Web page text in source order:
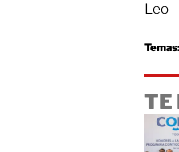
Leo
TE